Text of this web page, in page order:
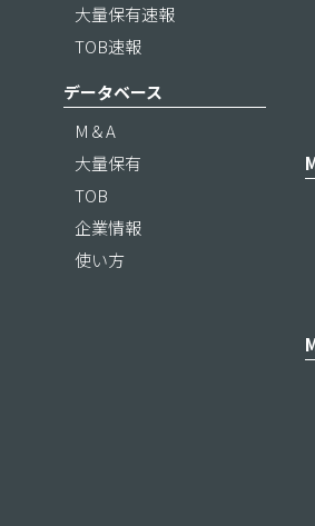
大量保有速報
TOB速報
データベース
M＆A
大量保有
TOB
企業情報
使い方